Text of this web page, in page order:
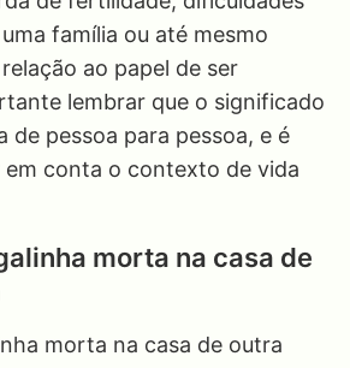
família ou até mesmo
ao papel de ser
lembrar que o significado
de pessoa para pessoa, e é
em conta o contexto de vida
morta na casa de
morta na casa de outra